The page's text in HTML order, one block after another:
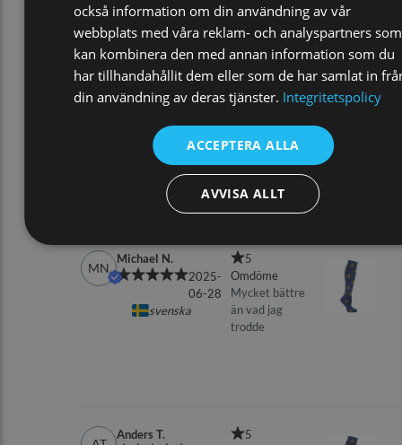
också information om din användning av vår
webbplats med våra reklam- och analyspartners som
kan kombinera den med annan information som du
har tillhandahållit dem eller som de har samlat in
din användning av deras tjänster. Integritetspolicy
ACCEPTERA ALLA
AVVISA ALLT